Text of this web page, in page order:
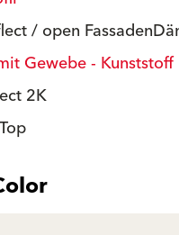
/ open
Gewebe - Kunststoff
2K